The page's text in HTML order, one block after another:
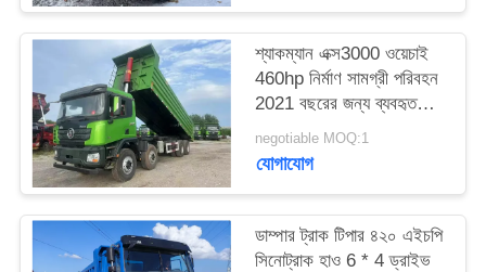
শ্যাকম্যান এক্স3000 ওয়েচাই
460hp নির্মাণ সামগ্রী পরিবহন
2021 বছরের জন্য ব্যবহৃত
ট্যাপার ট্রাক হ্যান্ড এক্সেল
negotiable MOQ:1
যোগাযোগ
ডাম্পার ট্রাক টিপার ৪২০ এইচপি
সিনোট্রাক হাও 6 * 4 ড্রাইভ